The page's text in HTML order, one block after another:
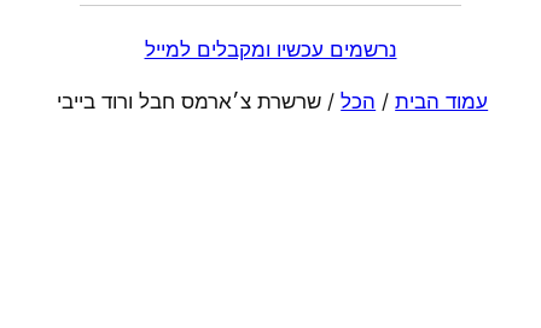
נרשמים עכשיו ומקבלים למייל
עמוד הבית/ הכל/ שרשרת צ׳ארמס חבל ורוד בייבי